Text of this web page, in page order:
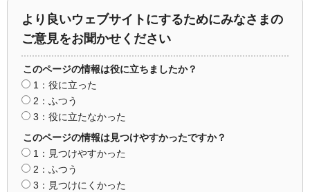
より良いウェブサイトにするためにみなさまの
ご意見をお聞かせください
このページの情報は役に立ちましたか？
1：役に立った
2：ふつう
3：役に立たなかった
このページの情報は見つけやすかったですか？
1：見つけやすかった
2：ふつう
3：見つけにくかった